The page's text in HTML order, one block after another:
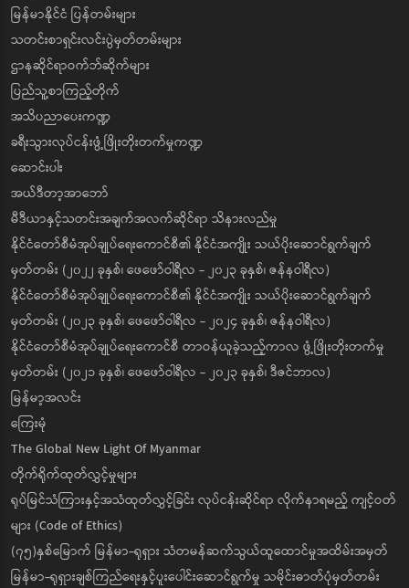
မြန်မာနိုင်ငံ ပြန်တမ်းများ
သတင်းစာရှင်းလင်းပွဲမှတ်တမ်းများ
ဌာနဆိုင်ရာဝက်ဘ်ဆိုက်များ
ပြည်သူ့စာကြည့်တိုက်
အသိပညာပေးကဏ္ဍ
ခရီးသွားလုပ်ငန်းဖွံ့ဖြိုးတိုးတက်မှုကဏ္ဍ
ဆောင်းပါး
အယ်ဒီတာ့အာဘော်
မီဒီယာနှင့်သတင်းအချက်အလက်ဆိုင်ရာ သိနားလည်မှု
နိုင်ငံတော်စီမံအုပ်ချုပ်ရေးကောင်စီ၏ နိုင်ငံအကျိုး သယ်ပိုးဆောင်ရွက်ချက်
မှတ်တမ်း (၂၀၂၂ ခုနှစ်၊ ဖေဖော်ဝါရီလ - ၂၀၂၃ ခုနှစ်၊ ဇန်နဝါရီလ)
နိုင်ငံတော်စီမံအုပ်ချုပ်ရေးကောင်စီ၏ နိုင်ငံအကျိုး သယ်ပိုးဆောင်ရွက်ချက်
မှတ်တမ်း (၂၀၂၃ ခုနှစ်၊ ဖေဖော်ဝါရီလ - ၂၀၂၄ ခုနှစ်၊ ဇန်နဝါရီလ)
နိုင်ငံတော်စီမံအုပ်ချုပ်ရေးကောင်စီ တာဝန်ယူခဲ့သည့်ကာလ ဖွံ့ဖြိုးတိုးတက်မှု
မှတ်တမ်း (၂၀၂၁ ခုနှစ်၊ ဖေဖော်ဝါရီလ - ၂၀၂၃ ခုနှစ်၊ ဒီဇင်ဘာလ)
မြန်မာ့အလင်း
ကြေးမုံ
The Global New Light Of Myanmar
တိုက်ရိုက်ထုတ်လွှင့်မှုများ
ရုပ်မြင်သံကြားနှင့်အသံထုတ်လွှင့်ခြင်း လုပ်ငန်းဆိုင်ရာ လိုက်နာရမည့် ကျင့်ဝတ်
များ (Code of Ethics)
(၇၅)နှစ်မြောက် မြန်မာ-ရုရှား သံတမန်ဆက်သွယ်ထူထောင်မှုအထိမ်းအမှတ်
မြန်မာ-ရုရှားချစ်ကြည်ရေးနှင့်ပူးပေါင်းဆောင်ရွက်မှု သမိုင်းဓာတ်ပုံမှတ်တမ်း